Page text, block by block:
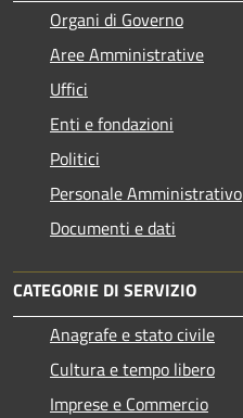
Organi di Governo
Aree Amministrative
Uffici
Enti e fondazioni
Politici
Personale Amministrativo
Documenti e dati
CATEGORIE DI SERVIZIO
Anagrafe e stato civile
Cultura e tempo libero
Imprese e Commercio